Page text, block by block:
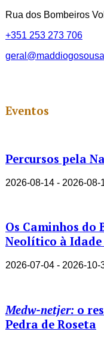
Rua dos Bombeiros
+351 253 273 706
Eventos
Percursos pela
2026-08-14 - 2026-08-
Os Caminhos do
Neolítico à Idade
2026-07-04 - 2026-10-
Medw-netjer: o
Pedra de Roseta